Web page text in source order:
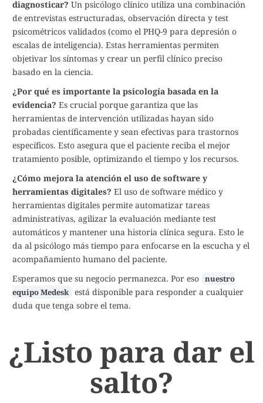
diagnosticar? Un psicólogo clínico utiliza una combinación
de entrevistas estructuradas, observación directa y test
psicométricos validados (como el PHQ-9 para depresión o
escalas de inteligencia). Estas herramientas permiten
objetivar los síntomas y crear un perfil clínico preciso
basado en la ciencia.
¿Por qué es importante la psicología basada en la
evidencia? Es crucial porque garantiza que las
herramientas de intervención utilizadas hayan sido
probadas científicamente y sean efectivas para trastornos
específicos. Esto asegura que el paciente reciba el mejor
tratamiento posible, optimizando el tiempo y los recursos.
¿Cómo mejora la atención el uso de software y
herramientas digitales? El uso de software médico y
herramientas digitales permite automatizar tareas
administrativas, agilizar la evaluación mediante test
automáticos y mantener una historia clínica segura. Esto le
da al psicólogo más tiempo para enfocarse en la escucha y el
acompañamiento humano del paciente.
Esperamos que su negocio permanezca. Por eso nuestro
equipo Medesk está disponible para responder a cualquier
duda que tenga sobre el tema.
¿Listo para dar el
salto?